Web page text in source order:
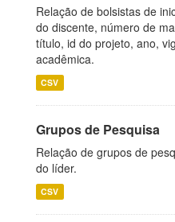
Relação de bolsistas de
do discente, número de
título, id do projeto, ano,
acadêmica.
CSV
Grupos de Pesquisa
Relação de grupos de
do líder.
CSV